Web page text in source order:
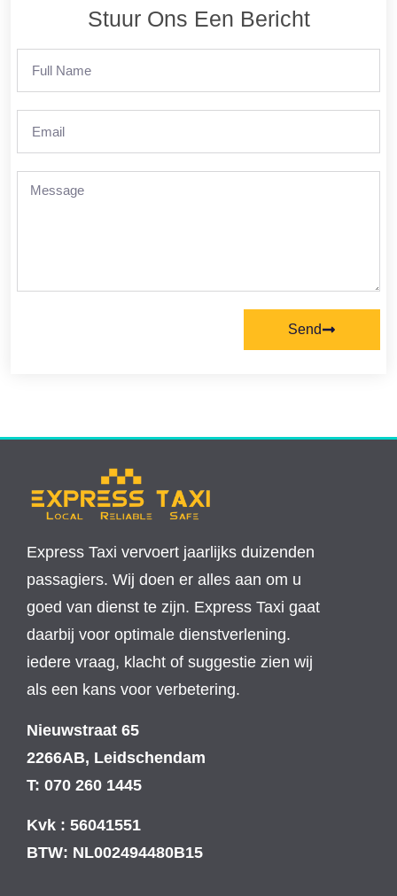
Stuur Ons Een Bericht
Send
Express Taxi vervoert jaarlijks duizenden
passagiers. Wij doen er alles aan om u
goed van dienst te zijn. Express Taxi gaat
daarbij voor optimale dienstverlening.
iedere vraag, klacht of suggestie zien wij
als een kans voor verbetering.
Nieuwstraat 65
2266AB, Leidschendam
T: 070 260 1445
Kvk : 56041551
BTW: NL002494480B15